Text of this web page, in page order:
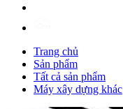
Trang chủ
Sản phẩm
Tất cả sản phẩm
Máy xây dựng khác